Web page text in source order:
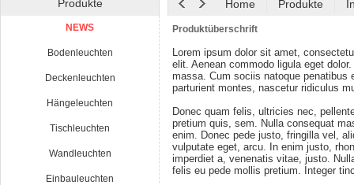
Produkte Home Produkte
NEWS
Bodenleuchten
Deckenleuchten
Hängeleuchten
Tischleuchten
Wandleuchten
Einbauleuchten
Produktüberschrift
Lorem ipsum dolor sit amet,
elit. Aenean commodo ligula eget dolor.
massa. Cum sociis natoque penatibus
parturient montes, nascetur ridiculus
Donec quam felis, ultricies nec,
pretium quis, sem. Nulla consequat
enim. Donec pede justo, fringilla vel,
vulputate eget, arcu. In enim justo,
imperdiet a, venenatis vitae, justo.
felis eu pede mollis pretium. Integer